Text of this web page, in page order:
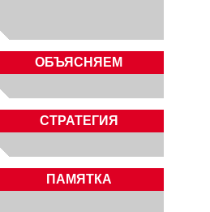
ОБЪЯСНЯЕМ
СТРАТЕГИЯ
ПАМЯТКА